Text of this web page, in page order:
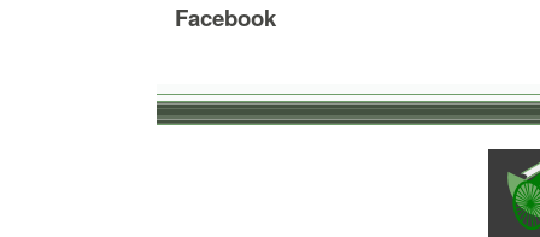
Facebook